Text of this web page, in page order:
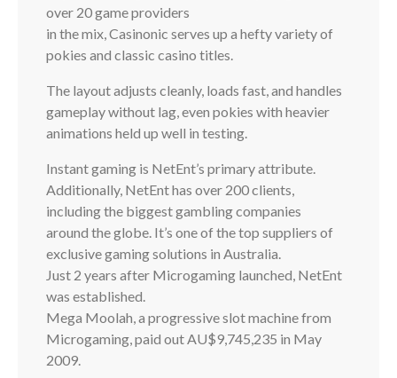
over 20 game providers
in the mix, Casinonic serves up a hefty variety of
pokies and classic casino titles.
The layout adjusts cleanly, loads fast, and handles
gameplay without lag, even pokies with heavier
animations held up well in testing.
Instant gaming is NetEnt’s primary attribute.
Additionally, NetEnt has over 200 clients,
including the biggest gambling companies
around the globe. It’s one of the top suppliers of
exclusive gaming solutions in Australia.
Just 2 years after Microgaming launched, NetEnt
was established.
Mega Moolah, a progressive slot machine from
Microgaming, paid out AU$9,745,235 in May
2009.